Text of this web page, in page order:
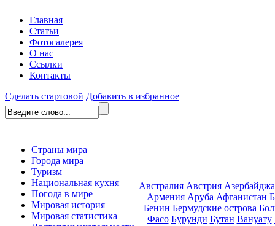
Главная
Статьи
Фотогалерея
О нас
Ссылки
Контакты
Сделать стартовой Добавить в избранное
Страны мира
Города мира
Туризм
Национальная кухня
Погода в мире
Мировая история
Мировая статистика
Австралия Австрия
Армения Аруба Афганистан
Бенин Бермудские острова
Фасо Бурунди Бутан Вануату